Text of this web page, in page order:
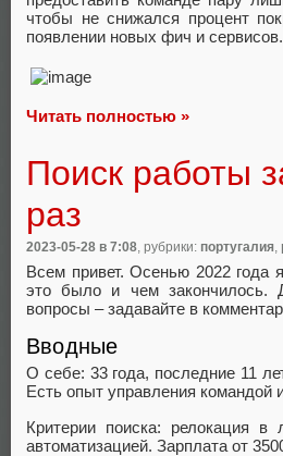
чтобы не снижался процент
появлении новых фич и сервисов.
Читать полностью »
Поиск работы
раз
2023-05-28 в 7:08, рубрики: португалия,
Всем привет. Осенью 2022 года
это было и чем закончилось.
вопросы – задавайте в
Вводные
О себе: 33 года, последние 11
Есть опыт управления командой
Критерии поиска: релокация в
автоматизацией. Зарплата от